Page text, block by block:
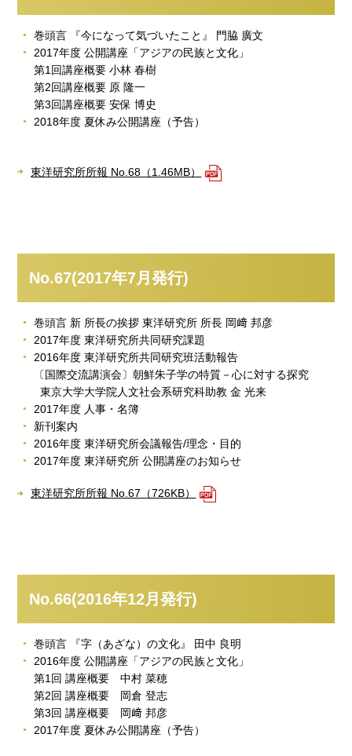
巻頭言 『今になって気づいたこと』 門脇 廣文
2017年度 公開講座「アジアの民族と文化」
第1回講座概要 小林 春樹
第2回講座概要 原 隆一
第3回講座概要 安保 博史
2018年度 夏休み公開講座（予告）
東洋研究所所報 No.68（1.46MB）
No.67(2017年7月発行)
巻頭言 新 所長の挨拶 東洋研究所 所長 岡﨑 邦彦
2017年度 東洋研究所共同研究課題
2016年度 東洋研究所共同研究班活動報告
〔国際交流講演会〕朝鮮朱子学の特質－心に対する探究
東京大学大学院人文社会系研究科助教 金 光来
2017年度 人事・名簿
新刊案内
2016年度 東洋研究所会議報告/理念・目的
2017年度 東洋研究所 公開講座のお知らせ
東洋研究所所報 No.67（726KB）
No.66(2016年12月発行)
巻頭言 『字（あざな）の文化』 田中 良明
2016年度 公開講座「アジアの民族と文化」
第1回 講座概要 中村 菜穂
第2回 講座概要 岡倉 登志
第3回 講座概要 岡﨑 邦彦
2017年度 夏休み公開講座（予告）